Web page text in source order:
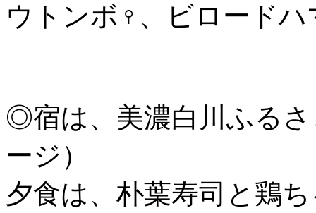
ウトンボ♀、ビロードハ
◎宿は、美濃白川ふる
ージ）
夕食は、朴葉寿司と鶏